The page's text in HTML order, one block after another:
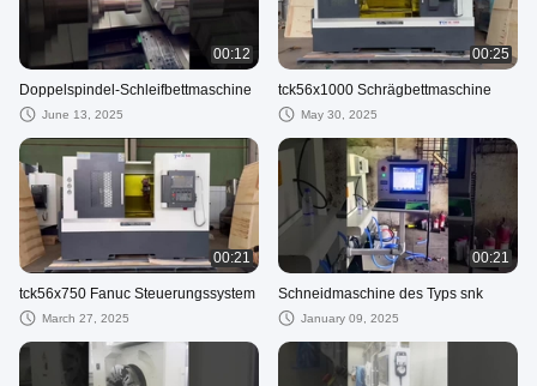
00:12
Doppelspindel-Schleifbettmaschine
June 13, 2025
00:25
tck56x1000 Schrägbettmaschine
May 30, 2025
00:21
tck56x750 Fanuc Steuerungssystem
March 27, 2025
00:21
Schneidmaschine des Typs snk
January 09, 2025